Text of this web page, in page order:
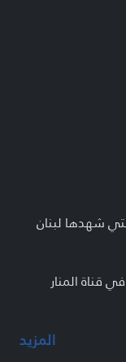
شهدها لبنان
قناة المنار
المزيد